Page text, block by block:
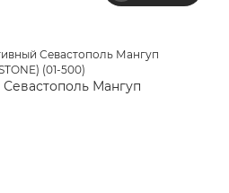
Мангуп